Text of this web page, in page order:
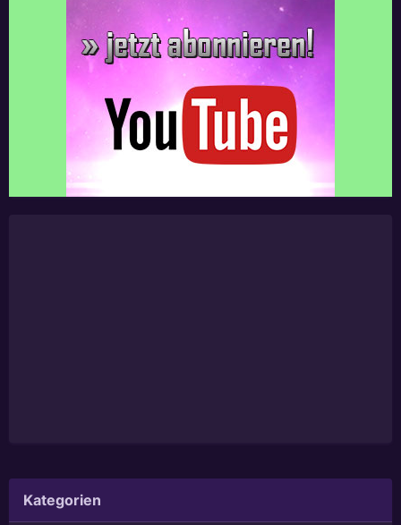
Kategorien